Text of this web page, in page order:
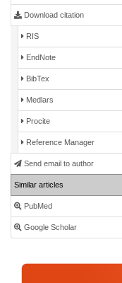
Download citation
RIS
EndNote
BibTex
Medlars
Procite
Reference Manager
Send email to author
Similar articles
PubMed
Google Scholar